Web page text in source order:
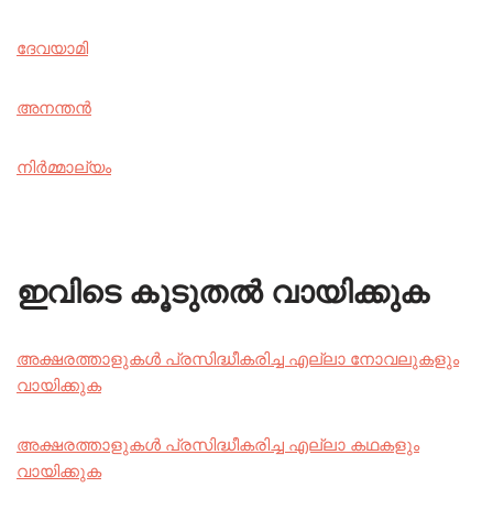
ദേവയാമി
അനന്തൻ
നിർമ്മാല്യം
ഇവിടെ കൂടുതൽ വായിക്കുക
അക്ഷരത്താളുകൾ പ്രസിദ്ധീകരിച്ച എല്ലാ നോവലുകളും
വായിക്കുക
അക്ഷരത്താളുകൾ പ്രസിദ്ധീകരിച്ച എല്ലാ കഥകളും
വായിക്കുക